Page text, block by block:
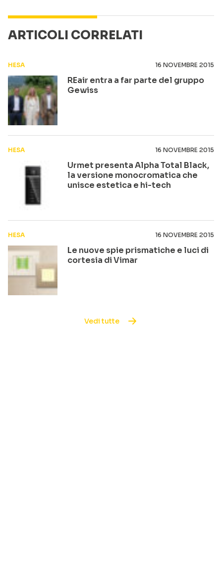
ARTICOLI CORRELATI
HESA 16 NOVEMBRE 2015
REair entra a far parte del gruppo
Gewiss
HESA 16 NOVEMBRE 2015
Urmet presenta Alpha Total Black,
la versione monocromatica che
unisce estetica e hi-tech
HESA 16 NOVEMBRE 2015
Le nuove spie prismatiche e luci di
cortesia di Vimar
Vedi tutte